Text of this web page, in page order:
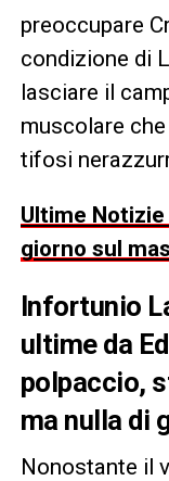
preoccupare
condizione di
lasciare il
muscolare
tifosi
Ultime
giorno sul
Infortunio
ultime da
polpaccio,
ma nulla di
Nonostante il